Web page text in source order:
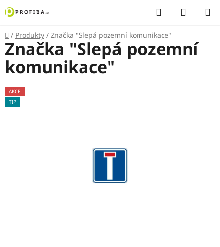
Přejít
na
obsah
Hledat
KOŠÍK
Domů
/ Produkty / Značka "Slepá pozemní komunikace"
Značka "Slepá pozemní
komunikace"
AKCE
TIP